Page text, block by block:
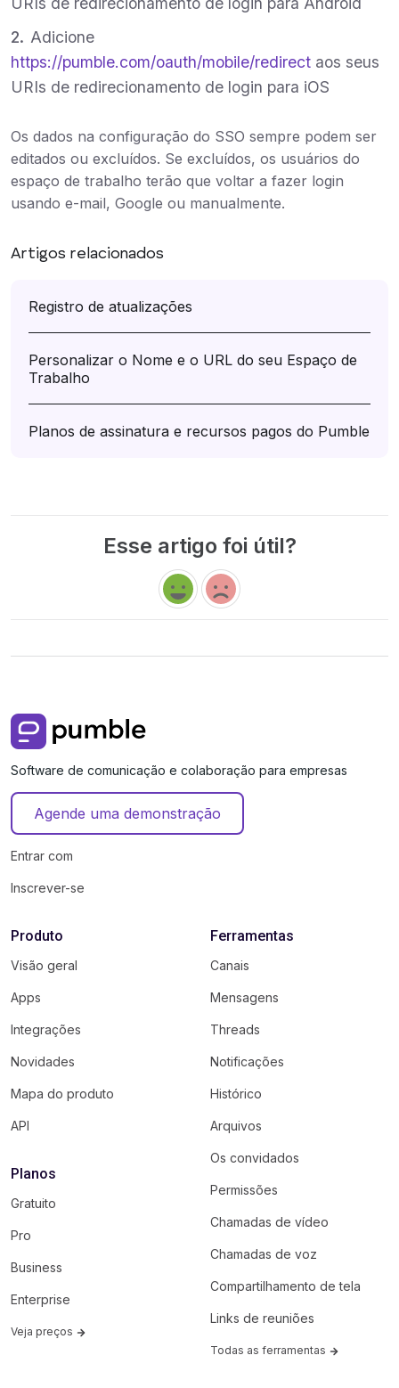
Adicione
https://pumble.com/oauth/mobile/redirect aos seus
URIs de redirecionamento de login para iOS
Os dados na configuração do SSO sempre podem ser
editados ou excluídos. Se excluídos, os usuários do
espaço de trabalho terão que voltar a fazer login
usando e-mail, Google ou manualmente.
Artigos relacionados
Registro de atualizações
Personalizar o Nome e o URL do seu Espaço de
Trabalho
Planos de assinatura e recursos pagos do Pumble
Esse artigo foi útil?
Software de comunicação e colaboração para empresas
Agende uma demonstração
Entrar com
Inscrever-se
Produto
Visão geral
Apps
Integrações
Novidades
Mapa do produto
API
Planos
Gratuito
Pro
Business
Enterprise
Veja preços
Ferramentas
Canais
Mensagens
Threads
Notificações
Histórico
Arquivos
Os convidados
Permissões
Chamadas de vídeo
Chamadas de voz
Compartilhamento de tela
Links de reuniões
Todas as ferramentas